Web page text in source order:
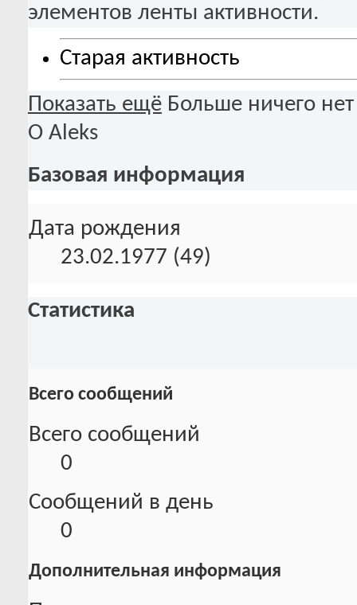
элементов ленты активности.
Старая активность
Показать ещё Больше ничего нет
О Aleks
Базовая информация
Дата рождения
23.02.1977 (49)
Статистика
Всего сообщений
Всего сообщений
0
Сообщений в день
0
Дополнительная информация